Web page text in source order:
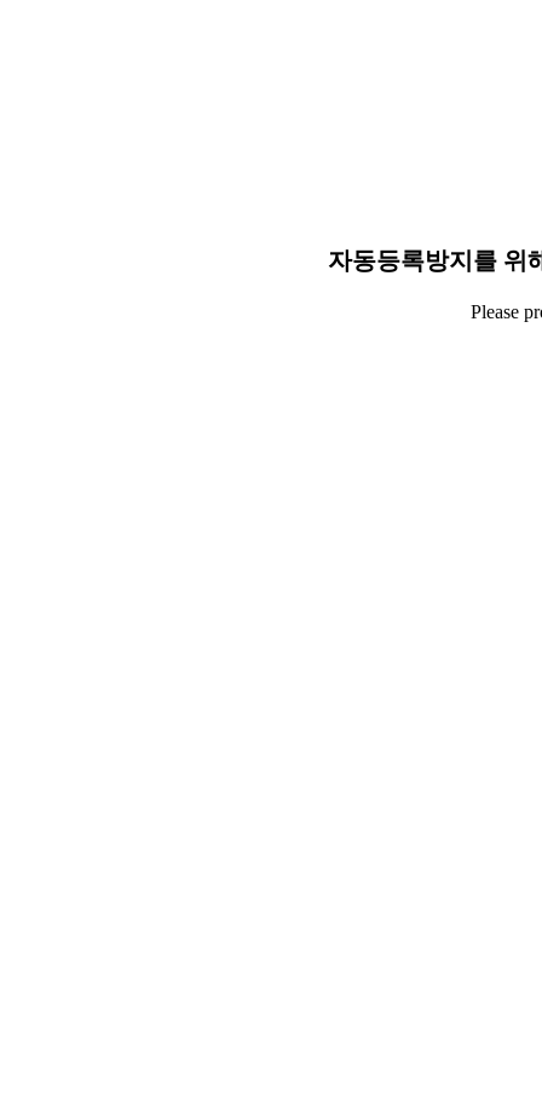
자동등록방지를 위
Please